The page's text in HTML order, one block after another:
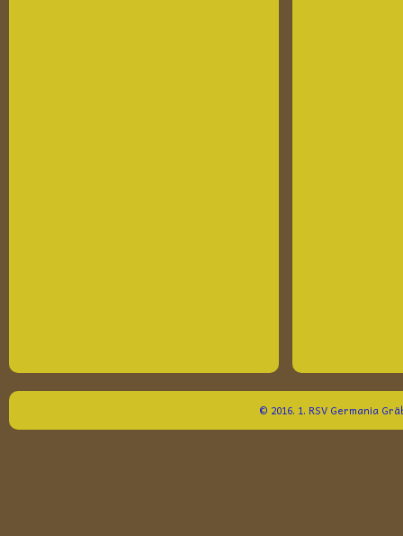
© 2016. 1. RSV Germania